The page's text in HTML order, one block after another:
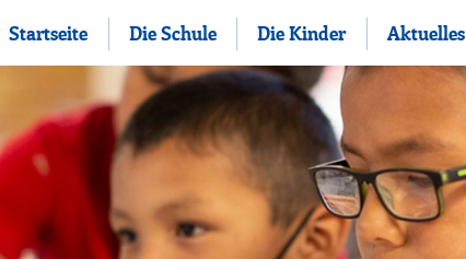
Startseite Die Schule Die Kinder Aktuelles